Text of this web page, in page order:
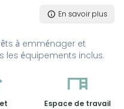
En savoir plus
à emménager et
les équipements inclus.
Espace de travail